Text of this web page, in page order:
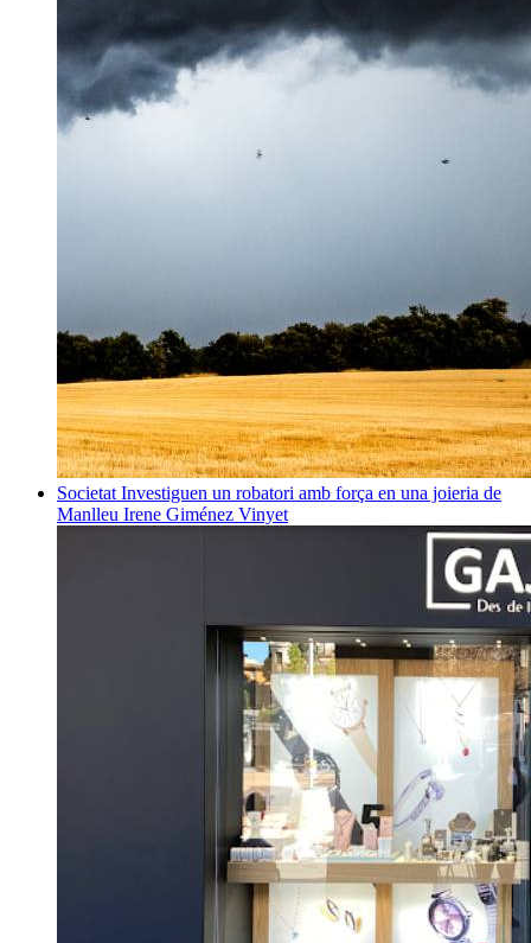
Societat Investiguen un robatori amb força en una joieria de
Manlleu Irene Giménez Vinyet